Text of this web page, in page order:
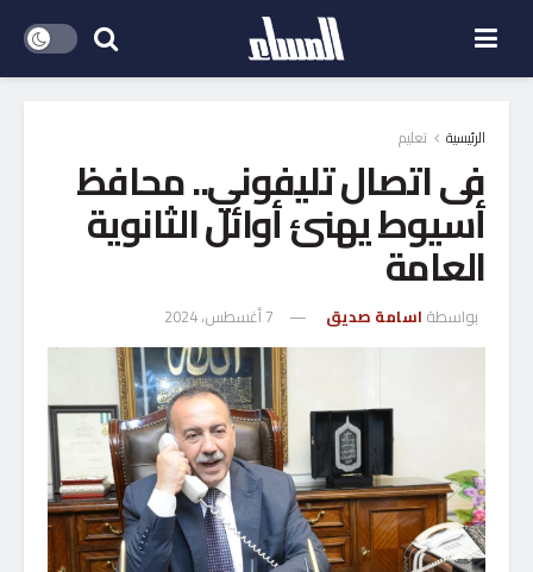
الرئيسية تعليم
فى اتصال تليفوني.. محافظ
أسيوط يهنئ أوائل الثانوية
العامة
بواسطة اسامة صديق 7 أغسطس، 2024